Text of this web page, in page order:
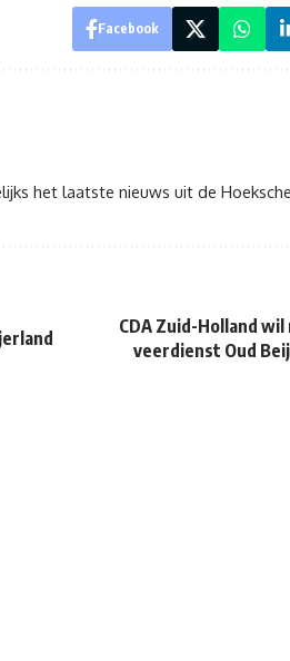
Facebook
het laatste nieuws uit de
CDA Zuid-Holland
veerdienst Oud